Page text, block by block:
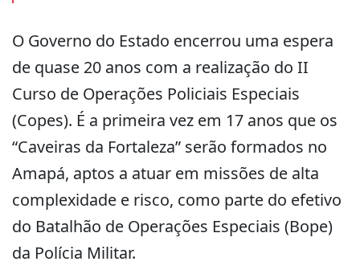
O Governo do Estado encerrou uma espera
de quase 20 anos com a realização do II
Curso de Operações Policiais Especiais
(Copes). É a primeira vez em 17 anos que os
“Caveiras da Fortaleza” serão formados no
Amapá, aptos a atuar em missões de alta
complexidade e risco, como parte do efetivo
do Batalhão de Operações Especiais (Bope)
da Polícia Militar.